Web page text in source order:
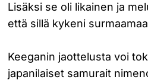
Lisäksi se oli likainen ja
että sillä kykeni
Keeganin jaottelusta voi
japanilaiset samurait